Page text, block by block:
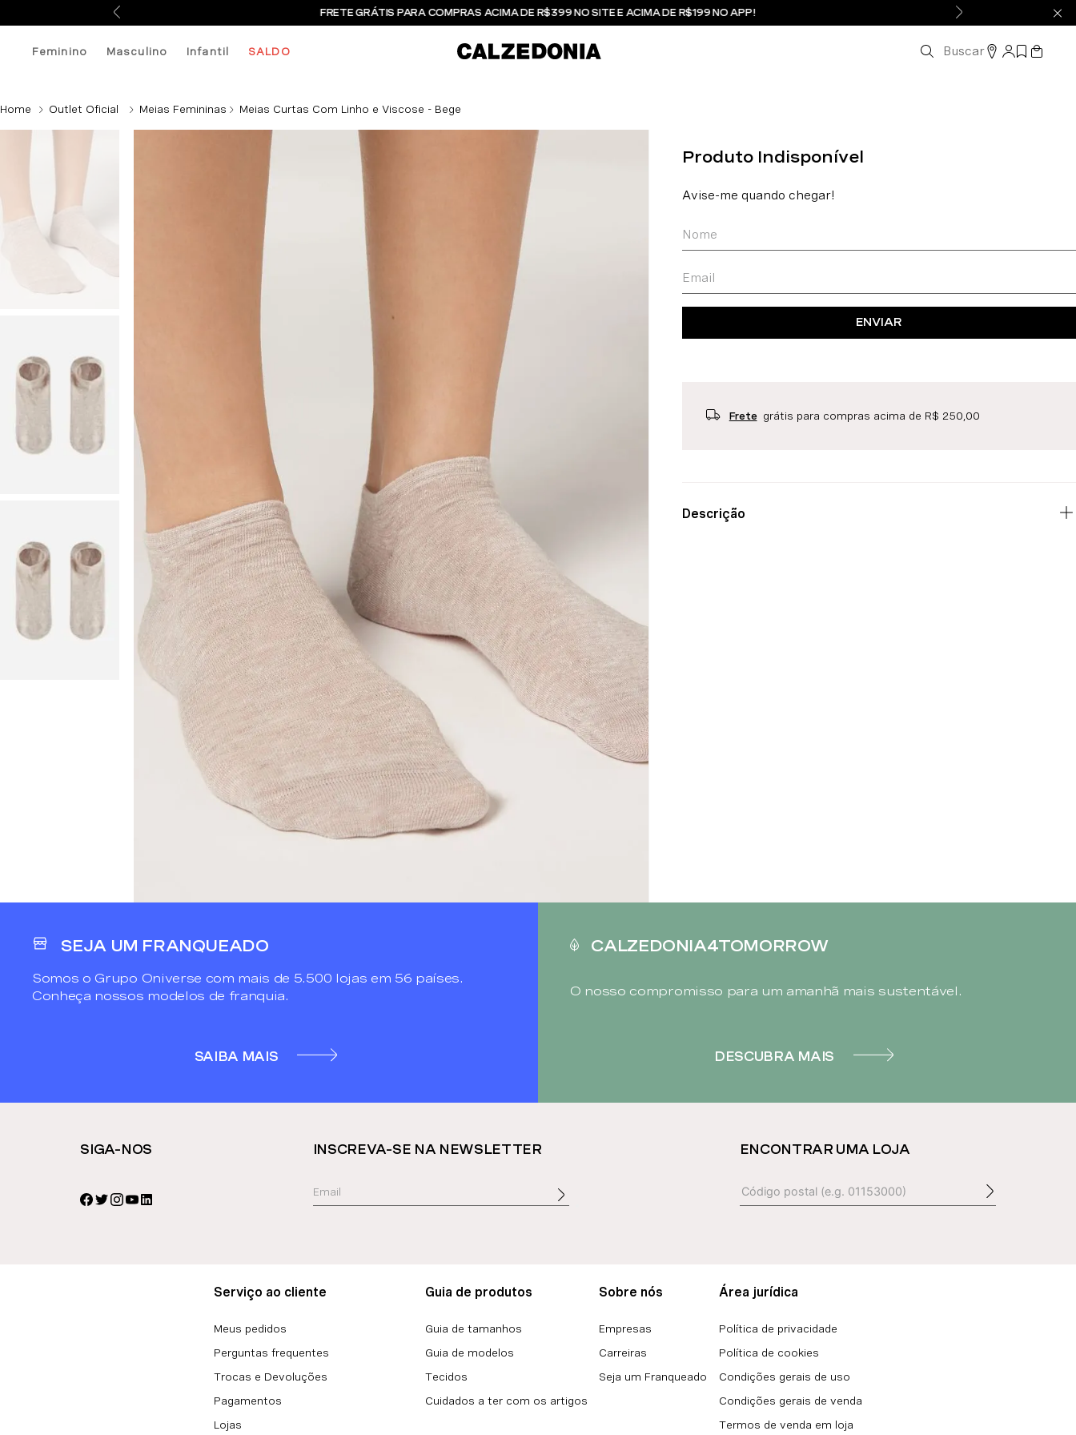
FRETE GRÁTIS PARA COMPRAS ACIMA DE R$399 NO SITE E ACIMA DE R$199 NO APP!
Feminino Masculino Infantil SALDO Buscar
Outlet Oficial Meias Femininas Meias Curtas Com Linho e Viscose - Bege
ENVIAR
Frete grátis para compras acima de R$ 250,00
Descrição
SEJA UM FRANQUEADO
Somos o Grupo Oniverse com mais de 5.500 lojas em 56 países.
Conheça nossos modelos de franquia.
SAIBA MAIS
CALZEDONIA4TOMORROW
O nosso compromisso para um amanhã mais sustentável.
DESCUBRA MAIS
SIGA-NOS INSCREVA-SE NA NEWSLETTER ENCONTRAR UMA LOJA
Serviço ao cliente
Meus pedidos
Perguntas frequentes
Trocas e Devoluções
Pagamentos
Lojas
Guia de produtos
Guia de tamanhos
Guia de modelos
Tecidos
Cuidados a ter com os artigos
Sobre nós
Empresas
Carreiras
Seja um Franqueado
Área jurídica
Política de privacidade
Política de cookies
Condições gerais de uso
Condições gerais de venda
Termos de venda em loja